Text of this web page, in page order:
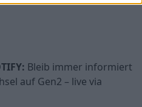
Bleib immer informiert
auf Gen2 – live via